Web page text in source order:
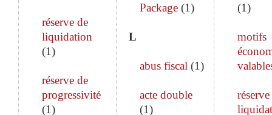
réserve de
liquidation
(1)
réserve de
progressivité
(1)
Package(1)
L
abus fiscal (1)
acte double
(1)
(1)
motifs